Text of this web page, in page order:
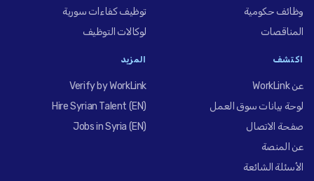
وظائف حكومية
المناقصات
توظيف كفاءات سورية
لوكالات التوظيف
اكتشف
عن WorkLink
لوحة بيانات سوق العمل
صفحة الاتصال
عن المنصة
الأسئلة الشائعة
المزيد
Verify by WorkLink
Hire Syrian Talent (EN)
Jobs in Syria (EN)